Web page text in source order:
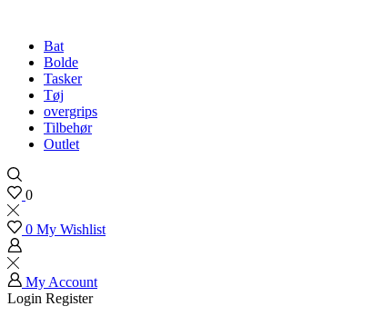
Bat
Bolde
Tasker
Tøj
overgrips
Tilbehør
Outlet
0
0 My Wishlist
My Account
Login Register